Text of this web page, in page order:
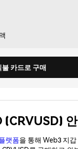
카드로 구매
랫폼을 통해 Web3 지